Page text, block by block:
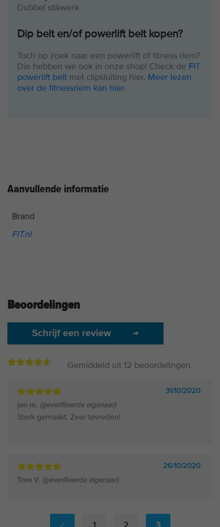
Dubbel stikwerk
Dip belt en/of powerlift belt kopen?
Toch op zoek naar een powerlift of fitness riem?
Die hebben we ook in onze shop! Check de FIT
powerlift belt met clipsluiting hier. Meer lezen
over de fitnessriem kan hier.
Aanvullende informatie
Brand
FIT.nl
Beoordelingen
Schrijf een review →
van
Gemiddeld uit 12 beoordelingen
Gewaardeerd
5
uit 5
jan m. (geverifieerde eigenaar)
31/10/2020
Sterk gemaakt. Zeer tevreden!
Gewaardeerd
uit 5
Tom V. (geverifieerde eigenaar)
26/10/2020